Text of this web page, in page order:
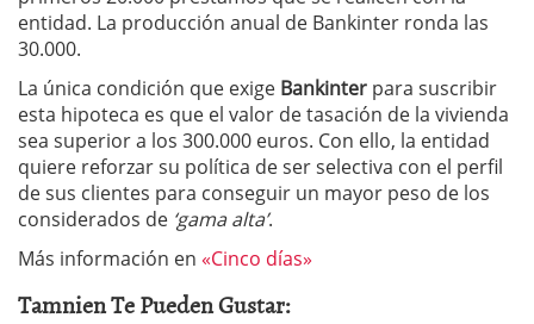
entidad. La producción anual de Bankinter ronda las
30.000.
La única condición que exige Bankinter para suscribir
esta hipoteca es que el valor de tasación de la vivienda
sea superior a los 300.000 euros. Con ello, la entidad
quiere reforzar su política de ser selectiva con el perfil
de sus clientes para conseguir un mayor peso de los
considerados de ‘gama alta’.
Más información en «Cinco días»
Tamnien Te Pueden Gustar: